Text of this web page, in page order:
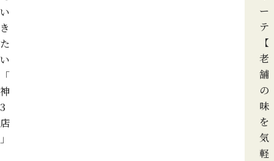
い
き
た
い
「
神
3
店
」
ー
テ
【
老
舗
の
味
を
気
軽